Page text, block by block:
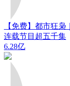
【免费】都市狂
连载节目超五千集
6.28亿